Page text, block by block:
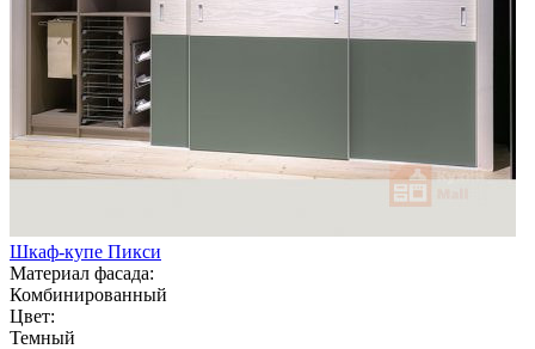
Шкаф-купе Пикси
Материал фасада:
Комбинированный
Цвет:
Темный